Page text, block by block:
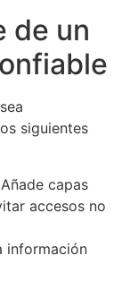
de un
siguientes
Añade capas
accesos no
información